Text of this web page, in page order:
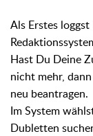
Als Erstes
Hast Du Deine
nicht mehr,
neu beantragen.
Im System
Dubletten